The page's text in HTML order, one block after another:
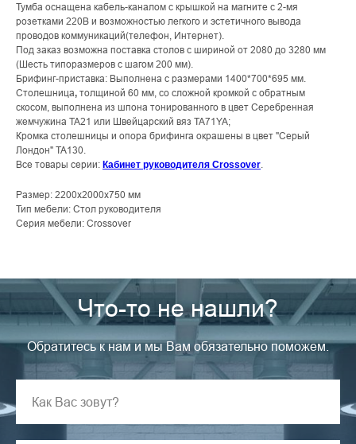
Тумба оснащена кабель-каналом с крышкой на магните с 2-мя
розетками 220В и возможностью легкого и эстетичного вывода
проводов коммуникаций(телефон, Интернет).
Под заказ возможна поставка столов с шириной от 2080 до 3280 мм
(Шесть типоразмеров с шагом 200 мм).
Брифинг-приставка: Выполнена с размерами 1400*700*695 мм.
Столешница, толщиной 60 мм, со сложной кромкой с обратным
скосом, выполнена из шпона тонированного в цвет Серебренная
жемчужина TA21 или Швейцарский вяз TA71YA;
Кромка столешницы и опора брифинга окрашены в цвет "Серый
Лондон" TA130.
Все товары серии: Кабинет руководителя Crossover.
Размер: 2200х2000х750 мм
Тип мебели: Стол руководителя
Серия мебели: Crossover
Что-то не нашли?
Обратитесь к нам и мы Вам обязательно поможем.